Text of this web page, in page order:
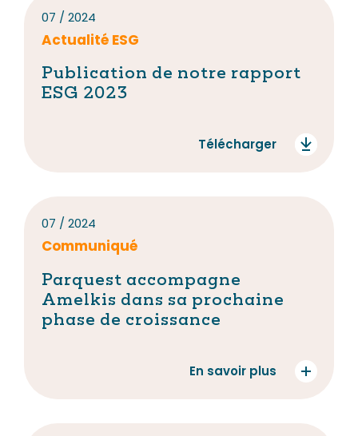
07 / 2024
Actualité ESG
Publication de notre rapport
ESG 2023
Télécharger
07 / 2024
Communiqué
Parquest accompagne
Amelkis dans sa prochaine
phase de croissance
En savoir plus